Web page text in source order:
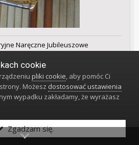
Naręczne Jubileuszowe
cookie
pliki cookie, aby pomóc Ci
Możesz dostosować ustawienia
wypadku zakładamy, że wyrażasz
Zgadzam się.